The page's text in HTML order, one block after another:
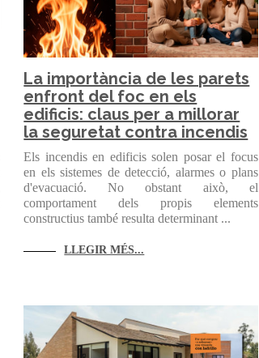
La importància de les parets
enfront del foc en els
edificis: claus per a millorar
la seguretat contra incendis
Els incendis en edificis solen posar el focus
en els sistemes de detecció, alarmes o plans
d'evacuació. No obstant això, el
comportament dels propis elements
constructius també resulta determinant ...
LLEGIR MÉS...